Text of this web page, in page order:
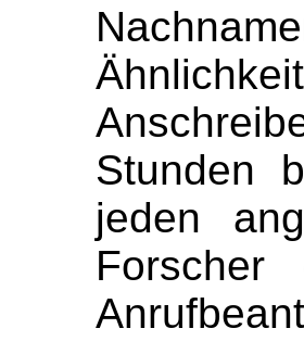
Stunden
jeden
Forscher